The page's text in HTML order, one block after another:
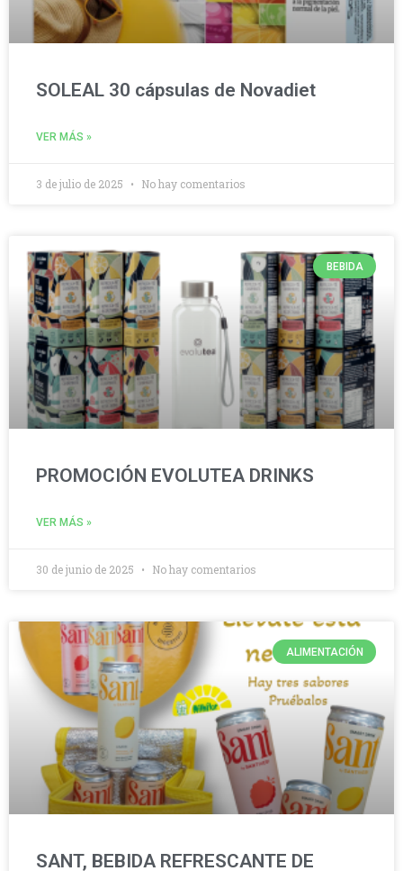
SOLEAL 30 cápsulas de Novadiet
VER MÁS »
3 de julio de 2025 No hay comentarios
BEBIDA
PROMOCIÓN EVOLUTEA DRINKS
VER MÁS »
30 de junio de 2025 No hay comentarios
ALIMENTACIÓN
SANT, BEBIDA REFRESCANTE DE